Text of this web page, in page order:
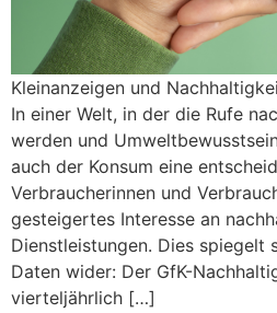
Kleinanzeigen und
In einer Welt, in der die Rufe
werden und
auch der Konsum eine
Verbraucherinnen und
gesteigertes Interesse an
Dienstleistungen. Dies spiegelt
Daten wider: Der GfK-
vierteljährlich […]